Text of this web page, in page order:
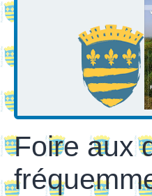
Foire aux